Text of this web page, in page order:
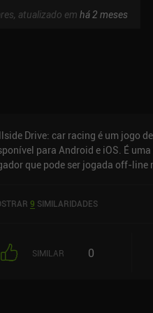
atualizado em há 2 meses
Drive: car racing é um jogo
para Android e iOS. É
que pode ser jogada off-line
Store.
9 SIMILARIDADES
SIMILAR 0